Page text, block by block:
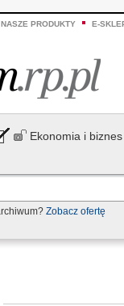
PRODUKTY E-
Ekonomia i biznes
Zobacz ofertę